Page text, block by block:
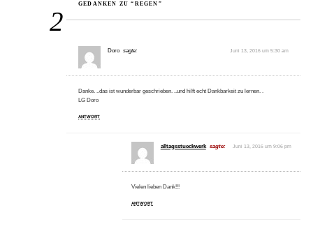
2
GEDANKEN ZU “REGEN”
Doro sagte: Juni 13, 2016 um 5:30 am
Danke. ..das ist wunderbar geschrieben. ..und hilft echt Dankbarkeit zu lernen. .
LG Doro
ANTWORT
alltagsstueckwerk sagte: Juni 13, 2016 um 9:06 pm
Vielen lieben Dank!!!
ANTWORT